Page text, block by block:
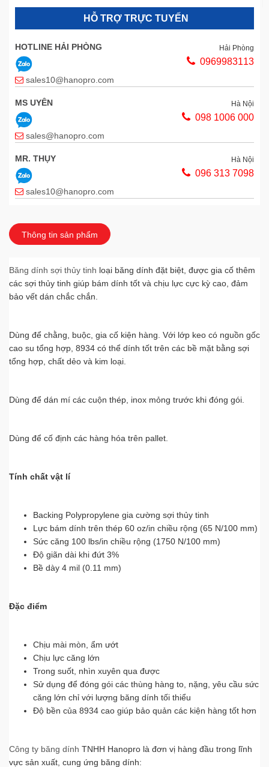
HỖ TRỢ TRỰC TUYẾN
HOTLINE HẢI PHÒNG Hải Phòng
0969983113
sales10@hanopro.com
MS UYÊN Hà Nội
098 1006 000
sales@hanopro.com
MR. THỤY Hà Nội
096 313 7098
sales10@hanopro.com
kinhdoanh@hanopro.com
MS HẠNH Thái Bình
0163.6780.888
098 104 8862
chamsockhachhang@hanopro.com
0902 167 333
MR QUÂN
chamsockhachhang@hanopro.com
Thông tin sản phẩm
Băng dính sợi thủy tinh loại băng dính đặt biệt, được gia cố thêm
các sợi thủy tinh giúp bám dính tốt và chịu lực cực kỳ cao, đảm
bảo vết dán chắc chắn.
Dùng để chằng, buộc, gia cố kiện hàng. Với lớp keo có nguồn gốc
cao su tổng hợp, 8934 có thể dính tốt trên các bề mặt bằng sợi
tổng hợp, chất dẻo và kim loại.
Dùng để dán mí các cuộn thép, inox mỏng trước khi đóng gói.
Dùng để cố định các hàng hóa trên pallet.
Tính chất vật lí
Backing Polypropylene gia cường sợi thủy tinh
Lực bám dính trên thép 60 oz/in chiều rộng (65 N/100 mm)
Sức căng 100 lbs/in chiều rộng (1750 N/100 mm)
Độ giãn dài khi đứt 3%
Bề dày 4 mil (0.11 mm)
Đặc điểm
Chịu mài mòn, ẩm ướt
Chịu lực căng lớn
Trong suốt, nhìn xuyên qua được
Sử dụng để đóng gói các thùng hàng to, nặng, yêu cầu sức
căng lớn chỉ với lượng băng dính tối thiểu
Độ bền của 8934 cao giúp bảo quản các kiện hàng tốt hơn
Công ty băng dính TNHH Hanopro là đơn vị hàng đầu trong lĩnh
vực sản xuất, cung ứng băng dính: